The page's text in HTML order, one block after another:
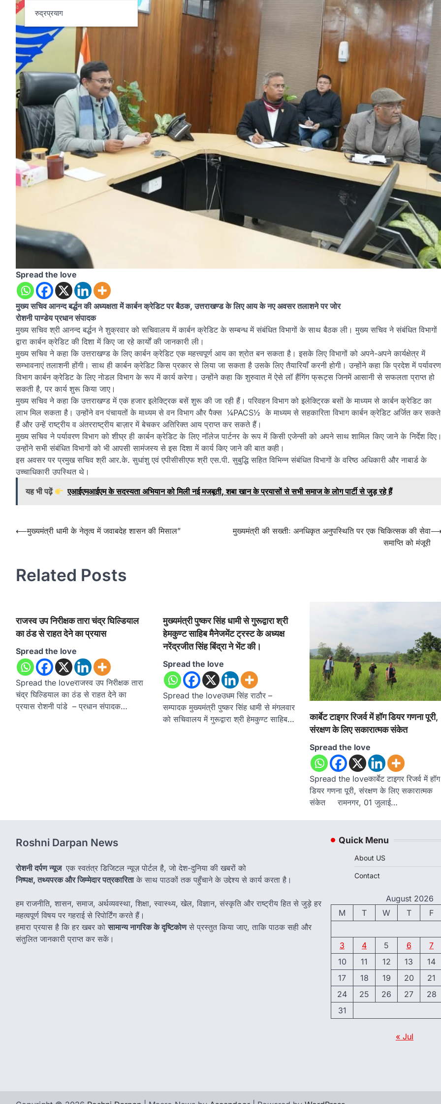
रुद्रप्रयाग
Spread the love
मुख्य सचिव आनन्द बर्द्धन की अध्यक्षता में कार्बन क्रेडिट पर बैठक, उत्तराखण्ड के लिए आय के नए अवसर तलाशने पर जोर
रोशनी पाण्डेय प्रधान संपादक
मुख्य सचिव श्री आनन्द बर्द्धन ने शुक्रवार को सचिवालय में कार्बन क्रेडिट के सम्बन्ध में संबंधित विभागों के साथ बैठक ली। मुख्य सचिव ने संबंधित विभागों
द्वारा कार्बन क्रेडिट की दिशा में किए जा रहे कार्यों की जानकारी ली।
मुख्य सचिव ने कहा कि उत्तराखण्ड के लिए कार्बन क्रेडिट एक महत्त्वपूर्ण आय का श्रोत बन सकता है। इसके लिए विभागों को अपने-अपने कार्यक्षेत्र में
सम्भावनाएं तलाशनी होंगी। साथ ही कार्बन क्रेडिट किस प्रकार से लिया जा सकता है उसके लिए तैयारियाँ करनी होगी। उन्होंने कहा कि प्रदेश में पर्यावरण
विभाग कार्बन क्रेडिट के लिए नोडल विभाग के रूप में कार्य करेगा। उन्होंने कहा कि शुरुवात में ऐसे लॉ हैंगिंग फ्रूट्स जिनमें आसानी से सफलता प्राप्त हो
सकती है, पर कार्य शुरू किया जाए।
मुख्य सचिव ने कहा कि उत्तराखण्ड में एक हजार इलेक्ट्रिक बसें शुरू की जा रही हैं। परिवहन विभाग को इलेक्ट्रिक बसों के माध्यम से कार्बन क्रेडिट का
लाभ मिल सकता है। उन्होंने वन पंचायतों के माध्यम से वन विभाग और पैक्स ¼PACS½ के माध्यम से सहकारिता विभाग कार्बन क्रेडिट अर्जित कर सकते
हैं और उन्हें राष्ट्रीय व अंतरराष्ट्रीय बाज़ार में बेचकर अतिरिक्त आय प्राप्त कर सकते हैं।
मुख्य सचिव ने पर्यावरण विभाग को शीघ्र ही कार्बन क्रेडिट के लिए नॉलेज पार्टनर के रूप में किसी एजेन्सी को अपने साथ शामिल किए जाने के निर्देश
उन्होंने सभी संबंधित विभागों को भी आपसी सामंजस्य से इस दिशा में कार्य किए जाने की बात कही।
इस अवसर पर प्रमुख सचिव श्री आर.के. सुधांशु एवं एपीसीसीएफ श्री एस.पी. सुबुद्धि सहित विभिन्न संबंधित विभागों के वरिष्ठ अधिकारी और नाबार्ड के
उच्चाधिकारी उपस्थित थे।
यह भी पढ़ें
एआईएमआईएम के सदस्यता अभियान को मिली नई मजबूती, शबा खान के प्रयासों से सभी समाज के लोग पार्टी से जुड़ रहे हैं
Post
⟵मुख्यमंत्री धामी के नेतृत्व में जवाबदेह शासन की मिसाल”
मुख्यमंत्री की सख्तीः अनधिकृत अनुपस्थिति पर एक चिकित्सक की सेवा
समाप्ति को मंजूरी
Related Posts
राजस्व उप निरीक्षक तारा चंद्र घिल्डियाल
का ठंड से राहत देने का प्रयास
Spread the love
Spread the loveराजस्व उप निरीक्षक तारा
चंद्र घिल्डियाल का ठंड से राहत देने का
प्रयास रोशनी पांडे – प्रधान संपादक…
मुख्यमंत्री पुष्कर सिंह धामी से गुरूद्वारा श्री
हेमकुण्ट साहिब मैनेजमेंट ट्रस्ट के अध्यक्ष
नरेंद्रजीत सिंह बिंद्रा ने भेंट की।
Spread the love
Spread the loveउधम सिंह राठौर –
सम्पादक मुख्यमंत्री पुष्कर सिंह धामी से मंगलवार
को सचिवालय में गुरूद्वारा श्री हेमकुण्ट साहिब…
कार्बेट टाइगर रिजर्व में हॉग डियर गणना पूरी,
संरक्षण के लिए सकारात्मक संकेत
Spread the love
Spread the loveकार्बेट टाइगर रिजर्व में हॉग
डियर गणना पूरी, संरक्षण के लिए सकारात्मक
संकेत रामनगर, 01 जुलाई…
Roshni Darpan News
रोशनी दर्पण न्यूज एक स्वतंत्र डिजिटल न्यूज़ पोर्टल है, जो देश-दुनिया की खबरों को
निष्पक्ष, तथ्यपरक और जिम्मेदार पत्रकारिताके साथ पाठकों तक पहुँचाने के उद्देश्य से कार्य करता है।
हम राजनीति, शासन, समाज, अर्थव्यवस्था, शिक्षा, स्वास्थ्य, खेल, विज्ञान, संस्कृति और राष्ट्रीय हित से जुड़े हर
महत्वपूर्ण विषय पर गहराई से रिपोर्टिंग करते हैं।
हमारा प्रयास है कि हर खबर कोसामान्य नागरिक के दृष्टिकोणसे प्रस्तुत किया जाए, ताकि पाठक सही और
संतुलित जानकारी प्राप्त कर सकें।
Quick Menu
About US
Contact
August 2026
M
T W T F
3 4 5 6
7
10
11 12 13
14
17
18 19 20
21
24
25 26 27
28
31
« Jul